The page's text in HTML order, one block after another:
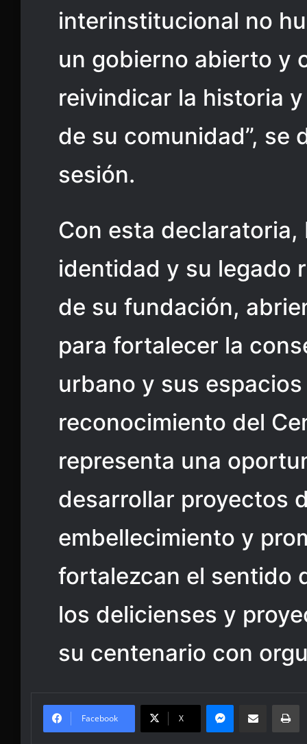
interinstitucional no
un gobierno abierto y
reivindicar la historia
de su comunidad”, se
sesión.
Con esta
identidad y su legado
de su fundación,
para fortalecer la
urbano y sus
reconocimiento del
representa una
desarrollar proyectos
embellecimiento y
fortalezcan el sentido
los delicienses y
su centenario con
Facebook X
Messenger
Share via Email